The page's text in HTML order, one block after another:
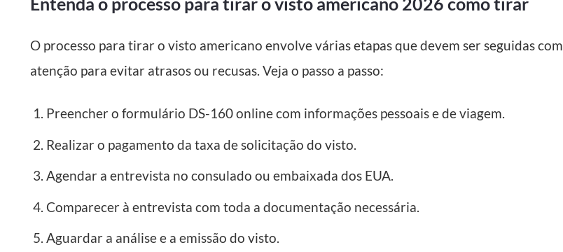
O processo para tirar o visto americano envolve várias etapas que devem ser seguidas com
atenção para evitar atrasos ou recusas. Veja o passo a passo:
Preencher o formulário DS-160 online com informações pessoais e de viagem.
Realizar o pagamento da taxa de solicitação do visto.
Agendar a entrevista no consulado ou embaixada dos EUA.
Comparecer à entrevista com toda a documentação necessária.
Aguardar a análise e a emissão do visto.